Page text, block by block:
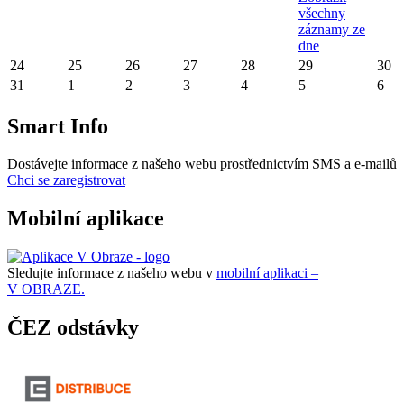
všechny
záznamy ze
dne
24 25 26 27 28 29
30
31
1 2 3 4 5 6
Smart Info
Dostávejte informace z našeho webu prostřednictvím SMS a e-mailů
Chci se zaregistrovat
Mobilní aplikace
Sledujte informace z našeho webu v mobilní aplikaci –
V OBRAZE.
ČEZ odstávky